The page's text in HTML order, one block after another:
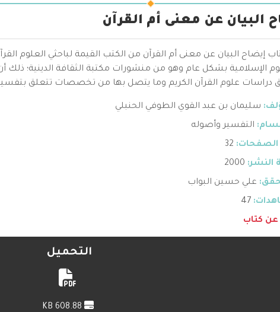
البيان عن معنى أم القرآن
إيضاح البيان عن معنى أم القرآن من الكتب القيمة لباحثي العلوم
الإسلامية بشكل عام وهو من منشورات مكتبة الثقافة الدينية؛ ذلك
دراسات علوم القرآن الكريم وما يتصل بها من تخصصات تتعلق
سليمان بن عبد القوي الطوفي الحنبلي
التفسير وأصوله
الصفحات: 32
النشر: 2000
علي حسين البواب
عن كتاب
التحميل